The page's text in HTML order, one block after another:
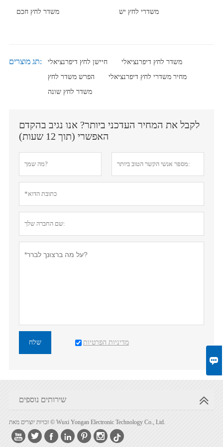

משדר לחץ חכם משדרי לחץ יש
תג מוצרים: חיישן לחץ דיפרנציאלי
משדר לחץ דיפרנציאלי
הפרש משדר לחץ
מחיר משדרי לחץ דיפרנציאלי
משדר לחץ שונה
לקבל את המחיר העדכני ביותר? אנו נגיב בהקדם
האפשרי (תוך 12 שעות)
שלח מדיניות הפרטיות
שירותים נוספים
זכויות יוצרים מאת © Wuxi Yongan Electronic Technology Co., Ltd.
     